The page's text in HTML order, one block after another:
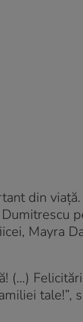
din
Mayra
(…)